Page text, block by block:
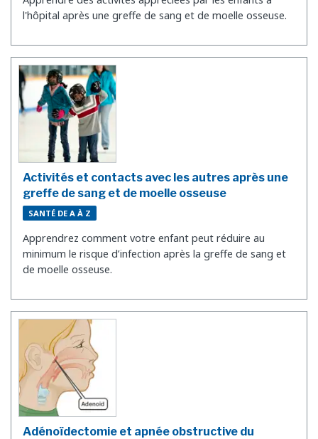
l'hôpital après une greffe de sang et de moelle osseuse.
Activités et contacts avec les autres après une
greffe de sang et de moelle osseuse
SANTÉ DE A À Z
Apprendrez comment votre enfant peut réduire au
minimum le risque d’infection après la greffe de sang et
de moelle osseuse.
Adénoïdectomie et apnée obstructive du